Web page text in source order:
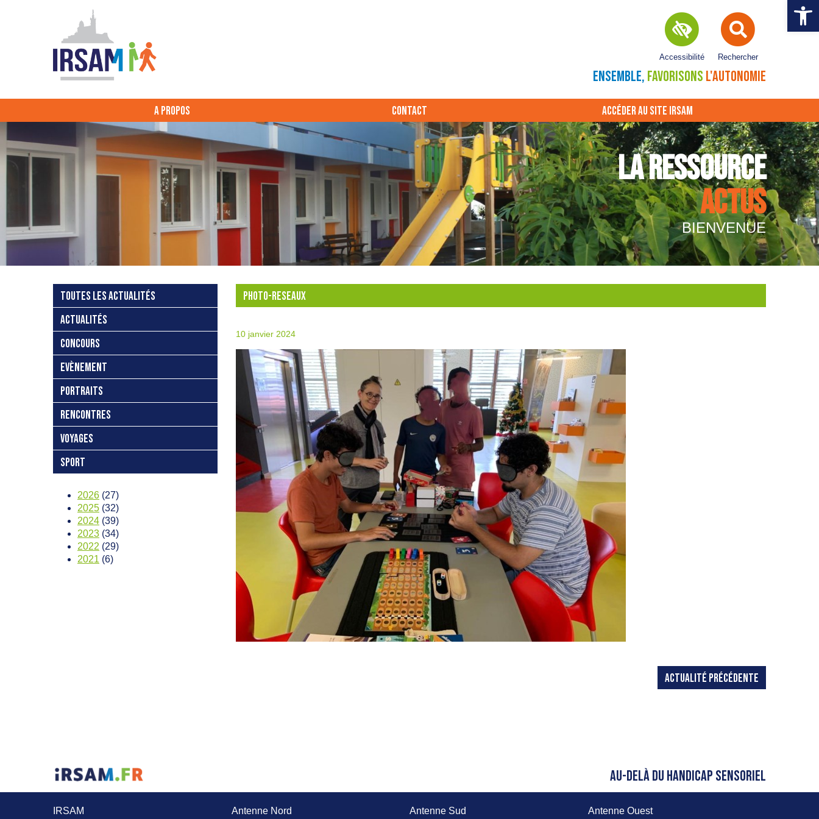
Ouvrir
Rechercher
Accessibilité
ENSEMBLE, FAVORISONS L'AUTONOMIE
A PROPOS CONTACT ACCÉDER AU SITE IRSAM
LA RESSOURCE
ACTUS
BIENVENUE
TOUTES LES ACTUALITÉS
ACTUALITÉS
CONCOURS
EVÈNEMENT
PORTRAITS
RENCONTRES
VOYAGES
SPORT
2026 (27)
2025 (32)
2024 (39)
2023 (34)
2022 (29)
2021 (6)
PHOTO-RESEAUX
10 janvier 2024
ACTUALITÉ PRÉCÉDENTE
AU-DELÀ DU HANDICAP SENSORIEL
IRSAM
Antenne Nord
Antenne Sud
Antenne Ouest